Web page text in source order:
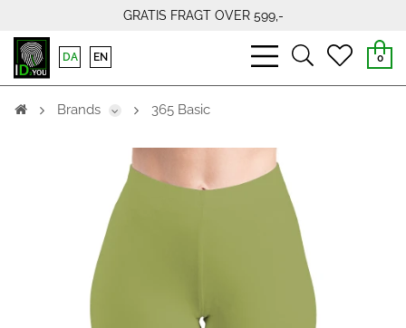
GRATIS FRAGT OVER 599,-
bars
light
searchheart
0
DA EN
Brands 365 Basic